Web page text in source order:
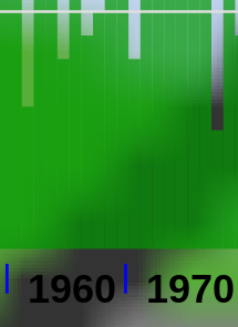
1960 1970